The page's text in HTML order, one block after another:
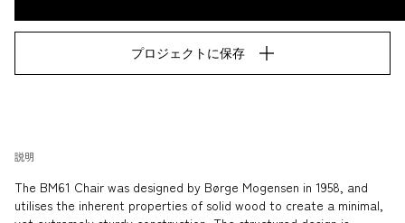
説明
The BM61 Chair was designed by Børge Mogensen in 1958, and
utilises the inherent properties of solid wood to create a minimal,
プロジェクトに保存